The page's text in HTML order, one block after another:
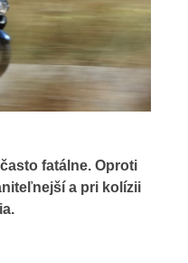
fatálne. Oproti
a pri kolízii